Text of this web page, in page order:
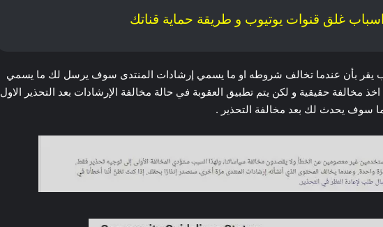
غلق قنوات يوتيوب و طريقة حماية قناتك
يقر بأن عندما تخالف شروطه او ما يسمي إرشادات المنتدى سوف يرسل لك ما يسمي
مخالفة حقيقية و لكن يتم تطبيق العقوبة في حالة مخالفة الإرشادات بعد التحذير الاول
سوف يحدث لك بعد مخالفة التحذير .